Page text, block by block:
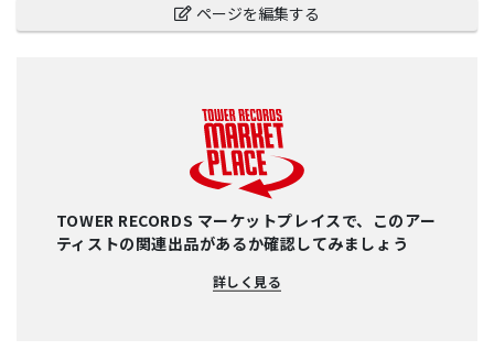
ページを編集する
TOWER RECORDS マーケットプレイスで、このアー
ティストの関連出品があるか確認してみましょう
詳しく見る